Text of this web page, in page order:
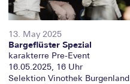
13. May 2025
Bargeflüster Spezial
karakterre Pre-Event
16.05.2025, 16 Uhr
Selektion Vinothek Burgenland